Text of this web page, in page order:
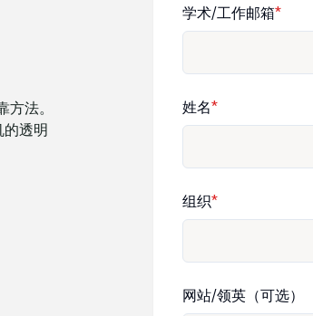
法。
透明
学术/工作邮箱*
姓名*
组织*
网站/领英（可选）